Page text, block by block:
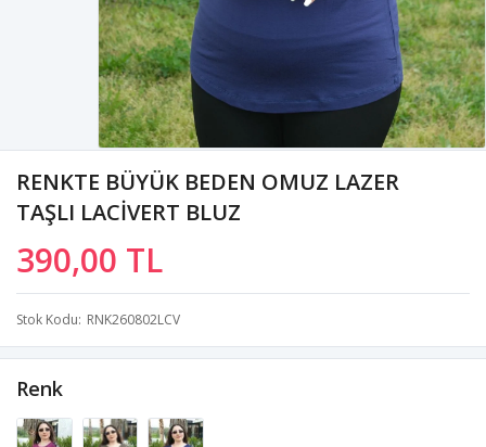
RENKTE BÜYÜK BEDEN OMUZ LAZER
TAŞLI LACİVERT BLUZ
390,00 TL
Stok Kodu RNK260802LCV
Renk